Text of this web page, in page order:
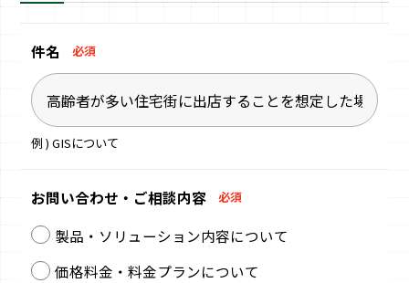
件名 必須
例 ) GISについて
お問い合わせ・ ご相談内容 必須
製品・ソリューション内容について
価格料金・料金プランについて